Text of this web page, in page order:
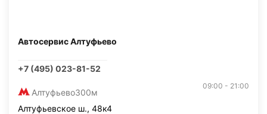
Автосервис Алтуфьево
+7 (495) 023-81-52
Алтуфьево300м
09:00 - 21:00
Алтуфьевское ш., 48к4